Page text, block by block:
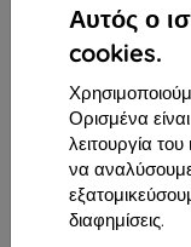
Αυτός ο
cookies.
Ορισμένα
λειτουργία
να
διαφημίσεις.
Επικοινωνία
info@top4mobile.eu
Γράψτε μας
Δευτέρα έως
Online8:00 - 16:00